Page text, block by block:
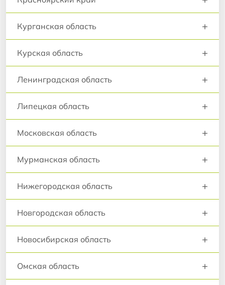
Курганская область +
Курская область +
Ленинградская область +
Липецкая область +
Московская область +
Мурманская область +
Нижегородская область +
Новгородская область +
Новосибирская область +
Омская область +